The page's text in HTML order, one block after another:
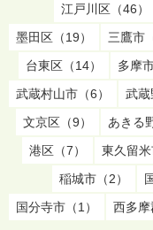
江戸川区（46）
墨田区（19）
三鷹市
台東区（14）
多摩
武蔵村山市（6）
武蔵
文京区（9）
あきる
港区（7）
東久留米
稲城市（2）
国分寺市（1）
西多摩